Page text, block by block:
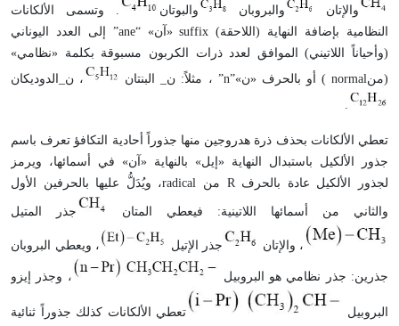
والإتان والبروبان والبوتان
. وتسمى الألكانات
النظامية بإضافة النهاية (اللاحقة) suffix«آن» “ane” إلى العدد اليوناني
(وأحياناً اللاتيني) الموافق لعدد ذرات الكربون مسبوقة بكلمة «نظامي»
(منnormal) أو بالحرف «ن»”n” ، مثلاً: ن_ البنتان
، ن_الدوديكان
.
تعطي الألكانات بحذف ذرة هدروجين منها جذوراً أحادية التكافؤ تعرف باسم
جذور الألكيل باستبدال النهاية «إيل» بالنهاية «آن» في أسمائها، ويرمز
لجذور الألكيل عادة بالحرفR من radical، ويُدَلُّ عليها بالحرفين الأول
والثاني من أسمائها اللاتينية: فيعطي المتان جذر المتيل
، والإتان جذر الإتيل ، ويعطي البروبان
جذرين: جذر نظامي هو البروبيل ، وجذر إيزو
البروبيل
تعطي الألكانات كذلك جذوراً ثنائية